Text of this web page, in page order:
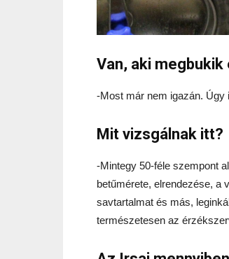
Van, aki megbukik
-Most már nem igazán. Úgy
Mit vizsgálnak itt?
-Mintegy 50-féle szempont
betűmérete, elrendezése, a
savtartalmat és más,
természetesen az